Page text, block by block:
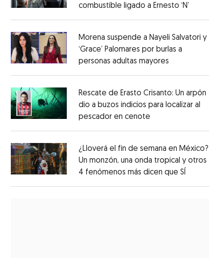
combustible ligado a Ernesto ‘N’
Morena suspende a Nayeli Salvatori y
‘Grace’ Palomares por burlas a
personas adultas mayores
Rescate de Erasto Crisanto: Un arpón
dio a buzos indicios para localizar al
pescador en cenote
¿Lloverá el fin de semana en México?
Un monzón, una onda tropical y otros
4 fenómenos más dicen que SÍ